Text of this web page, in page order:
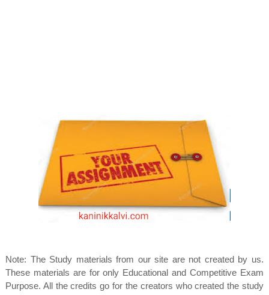
Note: The Study materials from our site are not created by us.
These materials are for only Educational and Competitive Exam
Purpose. All the credits go for the creators who created the study